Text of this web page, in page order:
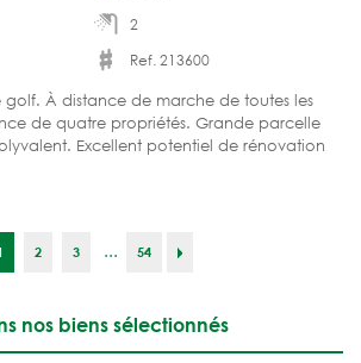
2
Ref. 213600
golf. À distance de marche de toutes les
de quatre propriétés. Grande parcelle
Excellent potentiel de rénovation
2 3 ... 54
nos biens sélectionnés